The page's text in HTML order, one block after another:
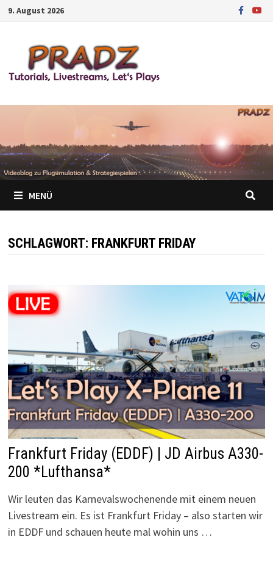
Zum9. August 2026
MENÜ
SCHLAGWORT: FRANKFURT FRIDAY
Frankfurt Friday (EDDF) | JD Airbus A330-
200 *Lufthansa*
Wir leuten das Karnevalswochenende mit einem neuen
Livestream ein. Es ist Frankfurt Friday – also starten wir
in EDDF und schauen heute mal wohin uns …